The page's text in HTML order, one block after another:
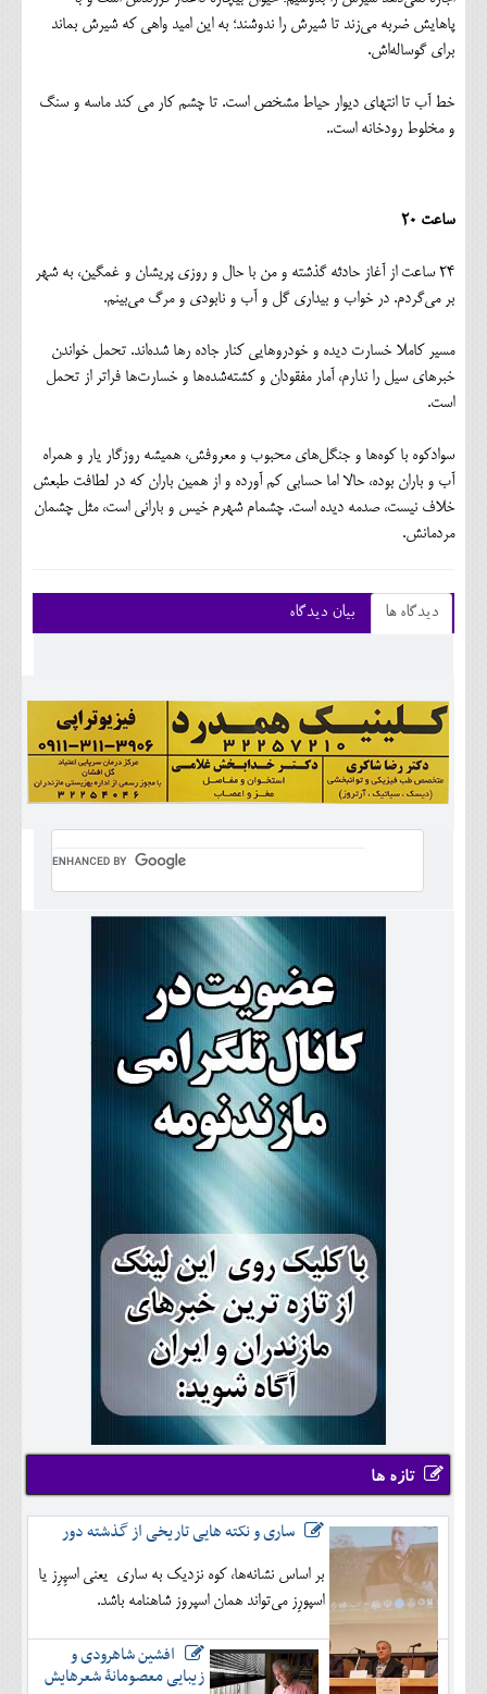
پاهایش ضربه می‌زند تا شیرش را ندوشند؛ به این امید واهی که شیرش بماند
برای گوساله‌اش.
خط آب تا انتهای دیوار حیاط مشخص است. تا چشم کار می کند ماسه و سنگ
و مخلوط رودخانه‌ است..
ساعت ۲۰
۲۴ ساعت از آغاز حادثه گذشته و من با حال و روزی پریشان و غمگین، به شهر
بر می‌گردم. در خواب و بیداری گل و آب و نابودی و مرگ می‌بینم.
مسیر کاملا خسارت دیده و خودروهایی کنار جاده رها شده‌اند. تحمل خواندن
خبرهای سیل را ندارم، آمار مفقودان و کشته‌شده‌ها و خسارت‌ها فراتر از تحمل
است.
سوادکوه با کوه‌ها و جنگل‌های محبوب و معروفش، همیشه روزگار یار و همراه
آب و باران بوده، حالا اما حسابی کم آورده و از همین باران که در لطافت طبعش
خلاف نیست، صدمه دیده است. چشمام شهرم خیس و بارانی است، مثل چشمان
مردمانش.
دیدگاه ها بیان دیدگاه
تازه ها
ساری و نکته هایی تاریخی از گذشته دور
بر اساس نشانه‌ها، کوه نزدیک به ساری یعنی اسپِرِز یا
اسپورِز می‌تواند همان اسپروز شاهنامه باشد.
افشین شاهرودی و
زیبایی معصومانۀ شعرهایش